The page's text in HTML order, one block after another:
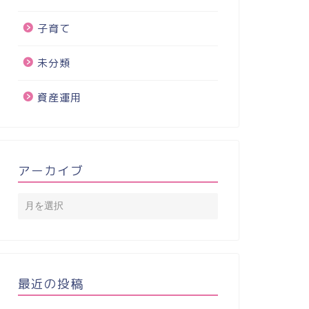
子育て
未分類
資産運用
アーカイブ
最近の投稿